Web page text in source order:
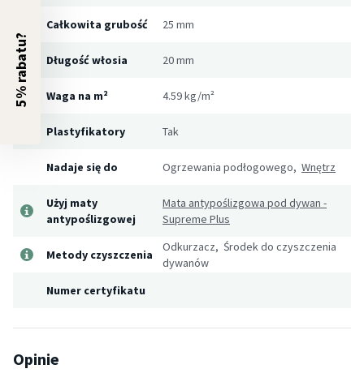
Całkowita grubość 25 mm
Długość włosia 20 mm
Waga na m² 4.59 kg/m²
Plastyfikatory Tak
Nadaje się do Ogrzewania podłogowego, Wnętrz
Użyj maty
antypoślizgowej
Mata antypoślizgowa pod dywan -
Supreme Plus
Metody czyszczenia
Odkurzacz, Środek do czyszczenia
dywanów
Numer certyfikatu
Opinie
5% rabatu?